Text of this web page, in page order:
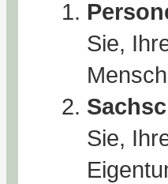
Sie,
Sie,